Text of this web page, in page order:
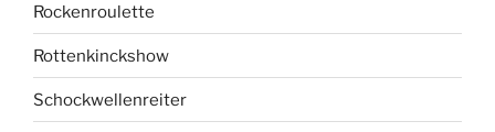
Rockenroulette
Rottenkinckshow
Schockwellenreiter